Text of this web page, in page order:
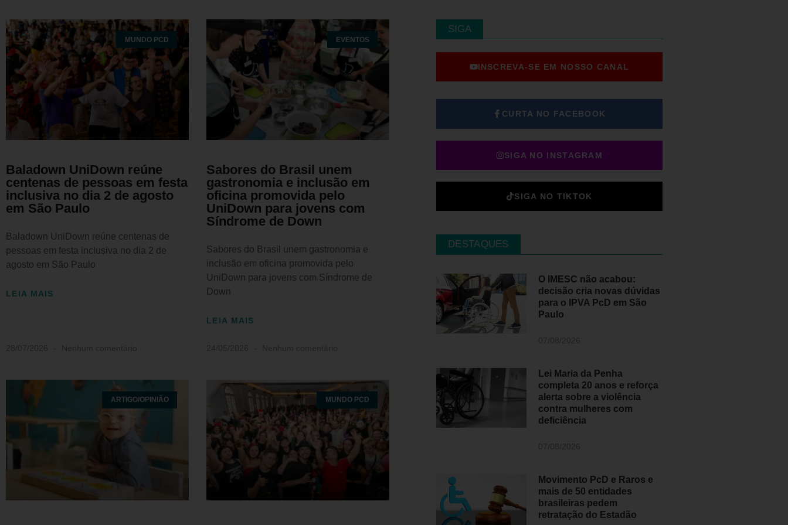
MUNDO PCD
Baladown UniDown reúne
centenas de pessoas em festa
inclusiva no dia 2 de agosto
em São Paulo
Baladown UniDown reúne centenas de
pessoas em festa inclusiva no dia 2 de
agosto em São Paulo
LEIA MAIS
EVENTOS
Sabores do Brasil unem
gastronomia e inclusão em
oficina promovida pelo
UniDown para jovens com
Síndrome de Down
Sabores do Brasil unem gastronomia e
inclusão em oficina promovida pelo
UniDown para jovens com Síndrome de
Down
LEIA MAIS
ARTIGO/OPINIÃO MUNDO PCD
SIGA
INSCREVA-SE EM NOSSO CANAL
CURTA NO FACEBOOK
SIGA NO INSTAGRAM
SIGA NO TIKTOK
DESTAQUES
O IMESC não acabou:
decisão cria novas dúvidas
para o IPVA PcD em São
Paulo
Lei Maria da Penha
completa 20 anos e reforça
alerta sobre a violência
contra mulheres com
deficiência
Movimento PcD e Raros e
mais de 50 entidades
brasileiras pedem
retratação do Estadão